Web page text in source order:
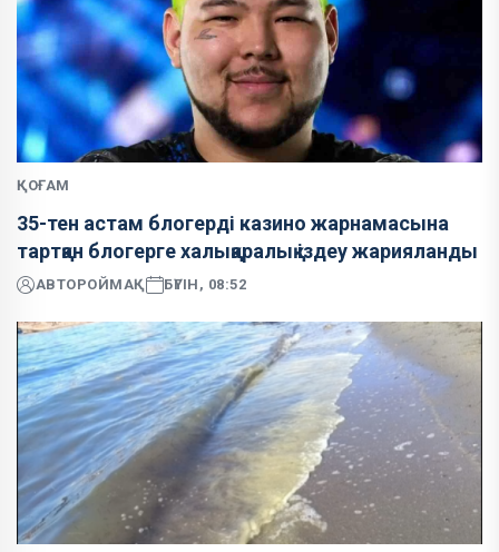
ҚОҒАМ
35-тен астам блогерді казино жарнамасына
тартқан блогерге халықаралық іздеу жарияланды
АВТОРОЙМАҚ БҮГІН, 08:52